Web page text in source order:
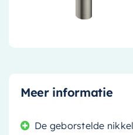
Meer informatie
De geborstelde